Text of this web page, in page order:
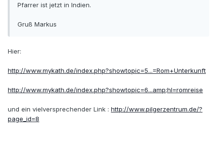
Pfarrer ist jetzt in Indien.
Gruß Markus
Hier:
http://www.mykath.de/index.php?showtopic=5...=Rom+Unterkunft
http://www.mykath.de/index.php?showtopic=6...amp;hl=romreise
und ein vielversprechender Link : http://www.pilgerzentrum.de/?
page_id=8